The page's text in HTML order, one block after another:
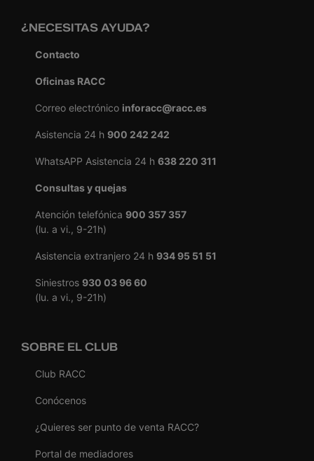
¿NECESITAS AYUDA?
Contacto
Oficinas RACC
Correo electrónico inforacc@racc.es
Asistencia 24 h 900 242 242
WhatsAPP Asistencia 24 h 638 220 311
Consultas y quejas
Atención telefónica 900 357 357
(lu. a vi., 9-21h)
Asistencia extranjero 24 h 934 95 51 51
Siniestros 930 03 96 60
(lu. a vi., 9-21h)
SOBRE EL CLUB
Club RACC
Conócenos
¿Quieres ser punto de venta RACC?
Portal de mediadores